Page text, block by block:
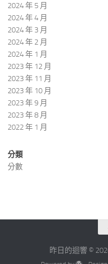
2024 年 5 月
2024 年 4 月
2024 年 3 月
2024 年 2 月
2024 年 1 月
2023 年 12 月
2023 年 11 月
2023 年 10 月
2023 年 9 月
2023 年 8 月
2022 年 1 月
分類
分數
昨日的迴響 ©